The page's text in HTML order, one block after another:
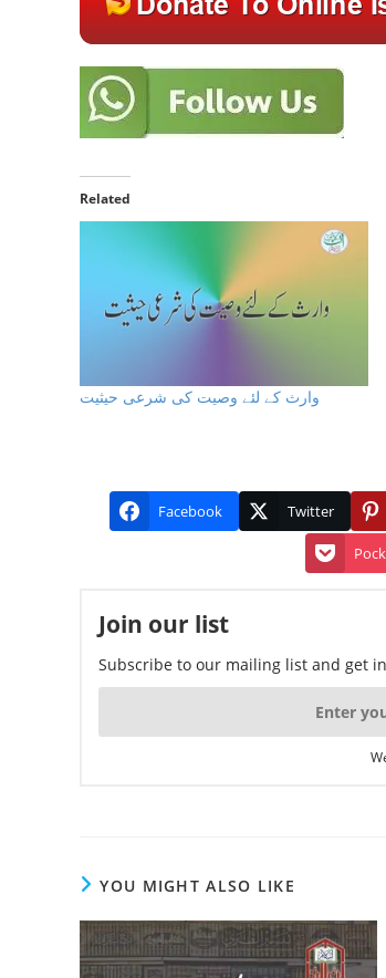
Related
وارث کے لئے وصیت كى شرعى حيثيت
Facebook Twitter
Join our list
Subscribe to our mailing list and get
YOU MIGHT ALSO LIKE